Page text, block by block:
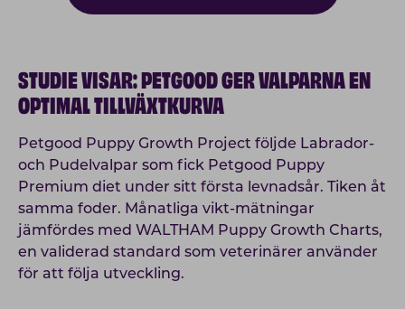
STUDIE VISAR: PETGOOD GER VALPARNA EN
OPTIMAL TILLVÄXTKURVA
Petgood Puppy Growth Project följde Labrador-
och Pudelvalpar som fick Petgood Puppy
Premium diet under sitt första levnadsår. Tiken åt
samma foder. Månatliga vikt-mätningar
jämfördes med WALTHAM Puppy Growth Charts,
en validerad standard som veterinärer använder
för att följa utveckling.